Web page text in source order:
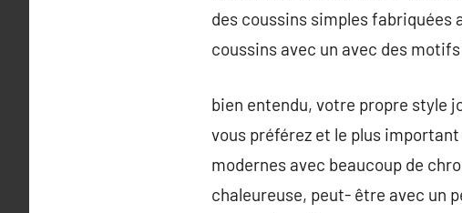
des coussins simples fabriquées
coussins avec un avec des
bien entendu, votre propre style
vous préférez et le plus
modernes avec beaucoup de
chaleureuse, peut- être avec un